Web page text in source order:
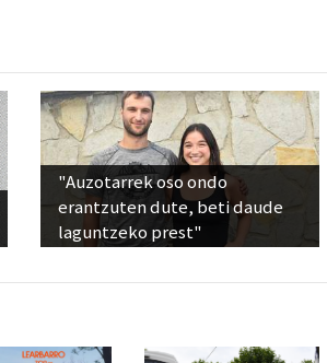
"Auzotarrek oso ondo
erantzuten dute, beti daude
laguntzeko prest"